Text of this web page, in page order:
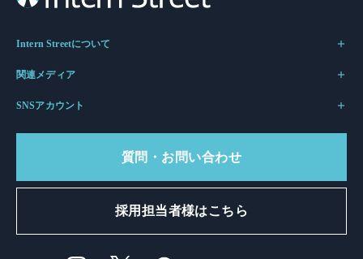
Intern Streetについて
関連メディア
SNSアカウント
質問・お問い合わせ
採用担当者様はこちら